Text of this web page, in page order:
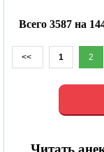
Всего 3587 на
<< 1 2
Читать